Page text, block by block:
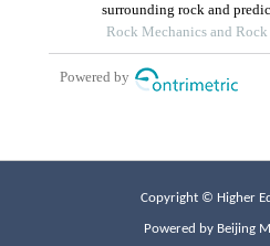
Copyright © Higher
Powered by Beijing